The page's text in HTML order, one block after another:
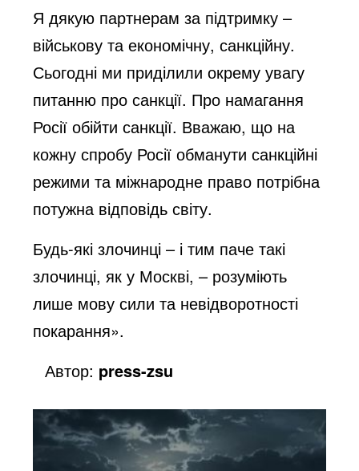
Я дякую партнерам за підтримку –
військову та економічну, санкційну.
Сьогодні ми приділили окрему увагу
питанню про санкції. Про намагання
Росії обійти санкції. Вважаю, що на
кожну спробу Росії обманути санкційні
режими та міжнародне право потрібна
потужна відповідь світу.
Будь-які злочинці – і тим паче такі
злочинці, як у Москві, – розуміють
лише мову сили та невідворотності
покарання».
Автор: press-zsu